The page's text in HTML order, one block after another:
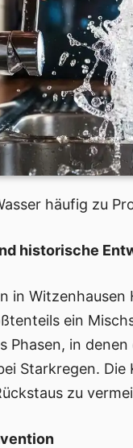
häufig zu
historische
in
ein
Phasen, in
Starkregen.
zu